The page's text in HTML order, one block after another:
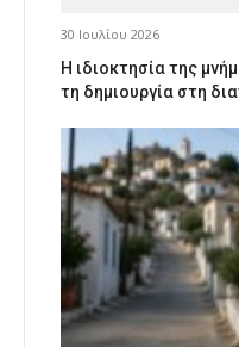
30 Ιουλίου 2026
Η ιδιοκτησία της
τη δημιουργία στη